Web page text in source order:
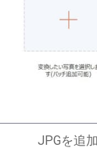
JPGを追加